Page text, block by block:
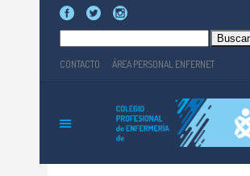
CONTACTO ÁREA PERSONAL ENFERNET